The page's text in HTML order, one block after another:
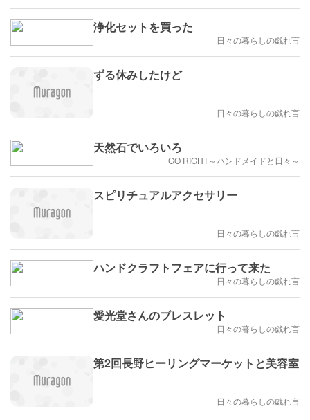
浄化セットを買った
日々の暮らしの戯れ言
ずる休みしたけど
日々の暮らしの戯れ言
天然石でいろいろ
GO RIGHT～ハンドメイドと日々～
スピリチュアルアクセサリー
日々の暮らしの戯れ言
ハンドクラフトフェアに行って来た
日々の暮らしの戯れ言
愛光堂さんのブレスレット
日々の暮らしの戯れ言
第2回長野ヒーリングマーケットと美容室
日々の暮らしの戯れ言